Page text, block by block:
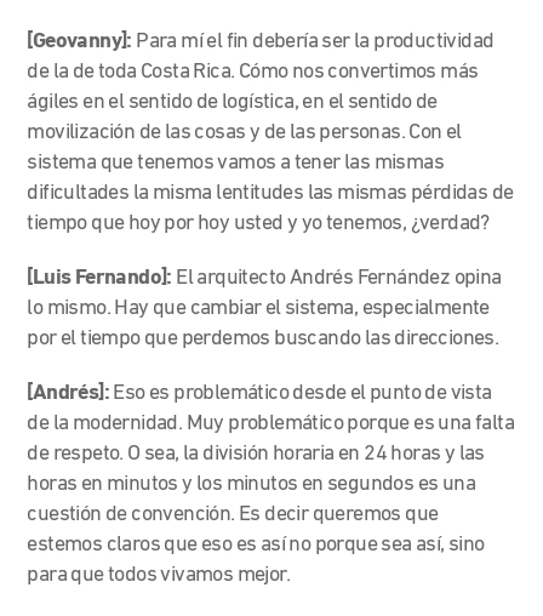
[Geovanny]: Para mí el fin debería ser la productividad
de la de toda Costa Rica. Cómo nos convertimos más
ágiles en el sentido de logística, en el sentido de
movilización de las cosas y de las personas. Con el
sistema que tenemos vamos a tener las mismas
dificultades la misma lentitudes las mismas pérdidas de
tiempo que hoy por hoy usted y yo tenemos, ¿verdad?
[Luis Fernando]: El arquitecto Andrés Fernández opina
lo mismo. Hay que cambiar el sistema, especialmente
por el tiempo que perdemos buscando las direcciones.
[Andrés]: Eso es problemático desde el punto de vista
de la modernidad. Muy problemático porque es una falta
de respeto. O sea, la división horaria en 24 horas y las
horas en minutos y los minutos en segundos es una
cuestión de convención. Es decir queremos que
estemos claros que eso es así no porque sea así, sino
para que todos vivamos mejor.